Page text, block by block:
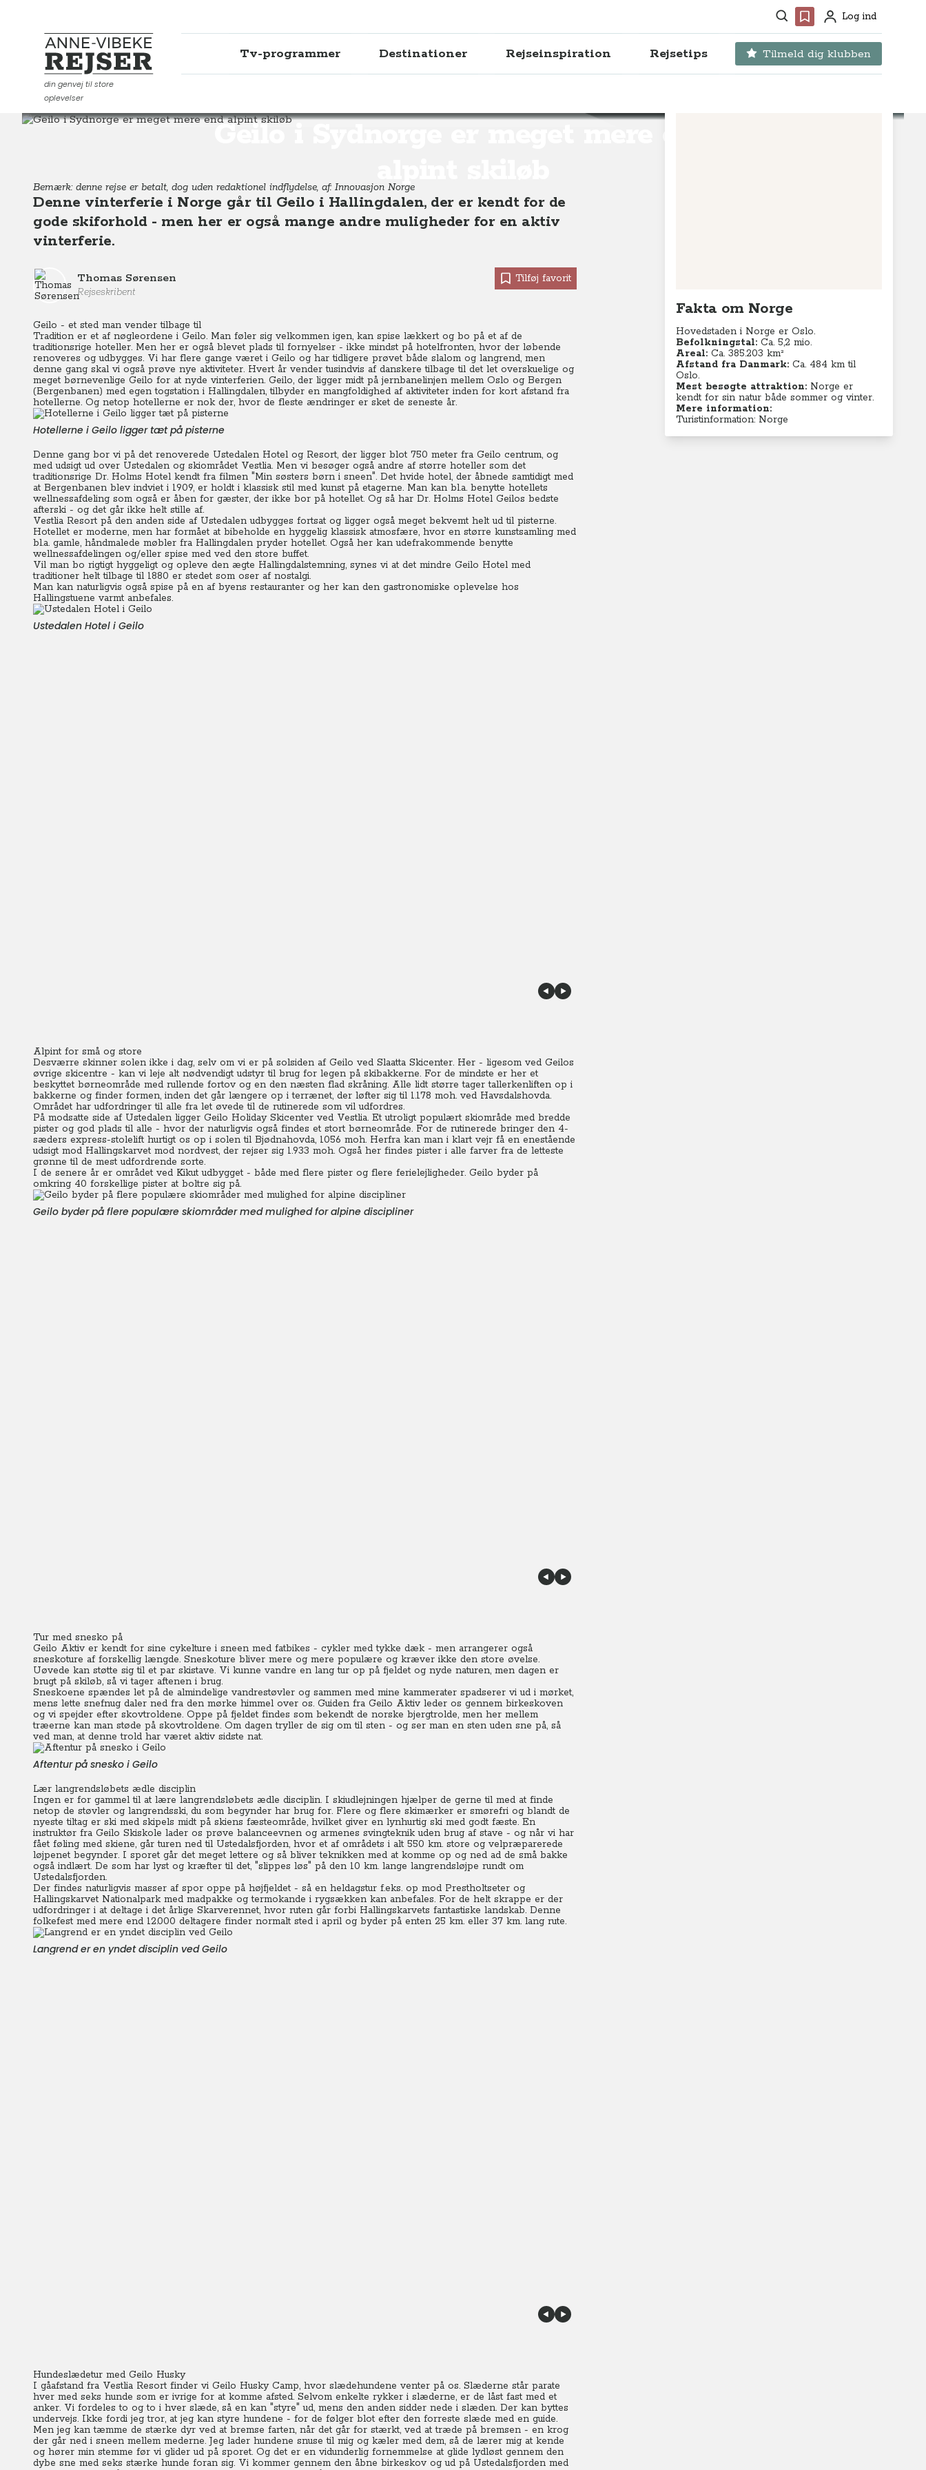
Søg Favoritter
ProfilLog ind
Anne-Vibeke Rejser
din genvej til store
oplevelser
Tv-programmer Destinationer Rejseinspiration Rejsetips Tilmeld dig klubben
Geilo i Sydnorge er meget mere end
Destinationer
Bemærk: denne rejse er betalt, dog uden redaktionel indflydelse, af: Innovasjon Norge
Denne vinterferie i Norge går til Geilo i Hallingdalen, der er kendt for de
gode skiforhold - men her er også mange andre muligheder for en aktiv
vinterferie.
Thomas Sørensen
Rejseskribent
Tilføj favorit
Geilo - et sted man vender tilbage til
Tradition er et af nøgleordene i Geilo. Man føler sig velkommen igen, kan spise lækkert og bo på et af de
traditionsrige hoteller. Men her er også blevet plads til fornyelser - ikke mindst på hotelfronten, hvor der løbende
renoveres og udbygges. Vi har flere gange været i Geilo og har tidligere prøvet både slalom og langrend, men
denne gang skal vi også prøve nye aktiviteter. Hvert år vender tusindvis af danskere tilbage til det let overskuelige og
meget børnevenlige Geilo for at nyde vinterferien. Geilo, der ligger midt på jernbanelinjen mellem Oslo og Bergen
(Bergenbanen) med egen togstation i Hallingdalen, tilbyder en mangfoldighed af aktiviteter inden for kort afstand fra
hotellerne. Og netop hotellerne er nok der, hvor de fleste ændringer er sket de seneste år.
Hotellerne i Geilo ligger tæt på pisterne
Denne gang bor vi på det renoverede Ustedalen Hotel og Resort, der ligger blot 750 meter fra Geilo centrum, og
med udsigt ud over Ustedalen og skiområdet Vestlia. Men vi besøger også andre af større hoteller som det
traditionsrige Dr. Holms Hotel kendt fra filmen "Min søsters børn i sneen". Det hvide hotel, der åbnede samtidigt med
at Bergenbanen blev indviet i 1909, er holdt i klassisk stil med kunst på etagerne. Man kan bl.a. benytte hotellets
wellnessafdeling som også er åben for gæster, der ikke bor på hotellet. Og så har Dr. Holms Hotel Geilos bedste
afterski - og det går ikke helt stille af.
Vestlia Resort på den anden side af Ustedalen udbygges fortsat og ligger også meget bekvemt helt ud til pisterne.
Hotellet er moderne, men har formået at bibeholde en hyggelig klassisk atmosfære, hvor en større kunstsamling med
bl.a. gamle, håndmalede møbler fra Hallingdalen pryder hotellet. Også her kan udefrakommende benytte
wellnessafdelingen og/eller spise med ved den store buffet.
Vil man bo rigtigt hyggeligt og opleve den ægte Hallingdalstemning, synes vi at det mindre Geilo Hotel med
traditioner helt tilbage til 1880 er stedet som oser af nostalgi.
Man kan naturligvis også spise på en af byens restauranter og her kan den gastronomiske oplevelse hos
Hallingstuene varmt anbefales.
Ustedalen Hotel i Geilo
Alpint for små og store
Desværre skinner solen ikke i dag, selv om vi er på solsiden af Geilo ved Slaatta Skicenter. Her - ligesom ved Geilos
øvrige skicentre - kan vi leje alt nødvendigt udstyr til brug for legen på skibakkerne. For de mindste er her et
beskyttet børneområde med rullende fortov og en den næsten flad skråning. Alle lidt større tager tallerkenliften op i
bakkerne og finder formen, inden det går længere op i terrænet, der løfter sig til 1.178 moh. ved Havsdalshovda.
Området har udfordringer til alle fra let øvede til de rutinerede som vil udfordres.
På modsatte side af Ustedalen ligger Geilo Holiday Skicenter ved Vestlia. Et utroligt populært skiområde med bredde
pister og god plads til alle - hvor der naturligvis også findes et stort børneområde. For de rutinerede bringer den 4-
sæders express-stolelift hurtigt os op i solen til Bjødnahovda, 1056 moh. Herfra kan man i klart vejr få en enestående
udsigt mod Hallingskarvet mod nordvest, der rejser sig 1.933 moh. Også her findes pister i alle farver fra de letteste
grønne til de mest udfordrende sorte.
I de senere år er området ved Kikut udbygget - både med flere pister og flere ferielejligheder. Geilo byder på
omkring 40 forskellige pister at boltre sig på.
Geilo byder på flere populære skiområder med mulighed for alpine discipliner
Tur med snesko på
Geilo Aktiv er kendt for sine cykelture i sneen med fatbikes - cykler med tykke dæk - men arrangerer også
sneskoture af forskellig længde. Sneskoture bliver mere og mere populære og kræver ikke den store øvelse.
Uøvede kan støtte sig til et par skistave. Vi kunne vandre en lang tur op på fjeldet og nyde naturen, men dagen er
brugt på skiløb, så vi tager aftenen i brug.
Sneskoene spændes let på de almindelige vandrestøvler og sammen med mine kammerater spadserer vi ud i mørket,
mens lette snefnug daler ned fra den mørke himmel over os. Guiden fra Geilo Aktiv leder os gennem birkeskoven
og vi spejder efter skovtroldene. Oppe på fjeldet findes som bekendt de norske bjergtrolde, men her mellem
træerne kan man støde på skovtroldene. Om dagen tryller de sig om til sten - og ser man en sten uden sne på, så
ved man, at denne trold har været aktiv sidste nat.
Aftentur på snesko i Geilo
Lær langrendsløbets ædle disciplin
Ingen er for gammel til at lære langrendsløbets ædle disciplin. I skiudlejningen hjælper de gerne til med at finde
netop de støvler og langrendsski, du som begynder har brug for. Flere og flere skimærker er smørefri og blandt de
nyeste tiltag er ski med skipels midt på skiens fæsteområde, hvilket giver en lynhurtig ski med godt fæste. En
instruktør fra Geilo Skiskole lader os prøve balanceevnen og armenes svingteknik uden brug af stave - og når vi har
fået føling med skiene, går turen ned til Ustedalsfjorden, hvor et af områdets i alt 550 km. store og velpræparerede
løjpenet begynder. I sporet går det meget lettere og så bliver teknikken med at komme op og ned ad de små bakke
også indlært. De som har lyst og kræfter til det, "slippes løs" på den 10 km. lange langrendsløjpe rundt om
Ustedalsfjorden.
Der findes naturligvis masser af spor oppe på højfjeldet - så en heldagstur f.eks. op mod Prestholtseter og
Hallingskarvet Nationalpark med madpakke og termokande i rygsækken kan anbefales. For de helt skrappe er der
udfordringer i at deltage i det årlige Skarverennet, hvor ruten går forbi Hallingskarvets fantastiske landskab. Denne
folkefest med mere end 12.000 deltagere finder normalt sted i april og byder på enten 25 km. eller 37 km. lang rute.
Langrend er en yndet disciplin ved Geilo
Hundeslædetur med Geilo Husky
I gåafstand fra Vestlia Resort finder vi Geilo Husky Camp, hvor slædehundene venter på os. Slæderne står parate
hver med seks hunde som er ivrige for at komme afsted. Selvom enkelte rykker i slæderne, er de låst fast med et
anker. Vi fordeles to og to i hver slæde, så en kan "styre" ud, mens den anden sidder nede i slæden. Der kan byttes
undervejs. Ikke fordi jeg tror, at jeg kan styre hundene - for de følger blot efter den forreste slæde med en guide.
Men jeg kan tæmme de stærke dyr ved at bremse farten, når det går for stærkt, ved at træde på bremsen - en krog
der går ned i sneen mellem mederne. Jeg lader hundene snuse til mig og kæler med dem, så de lærer mig at kende
og hører min stemme før vi glider ud på sporet. Og det er en vidunderlig fornemmelse at glide lydløst gennem den
dybe sne med seks stærke hunde foran sig. Vi kommer gennem den åbne birkeskov og ud på Ustedalsfjorden med
Fakta om Norge
Hovedstaden i Norge er Oslo.
Befolkningstal: Ca. 5,2 mio.
Areal:Ca. 385.203 km²
Afstand fra Danmark: Ca. 484 km til
Oslo.
Mest besøgte attraktion: Norge er
kendt for sin natur både sommer og vinter.
Mere information:
Turistinformation: Norge